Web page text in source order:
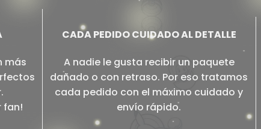
más
fan!
CADA PEDIDO CUIDADO AL DETALLE
A nadie le gusta recibir un paquete
dañado o con retraso. Por eso tratamos
cada pedido con el máximo cuidado y
envío rápido.